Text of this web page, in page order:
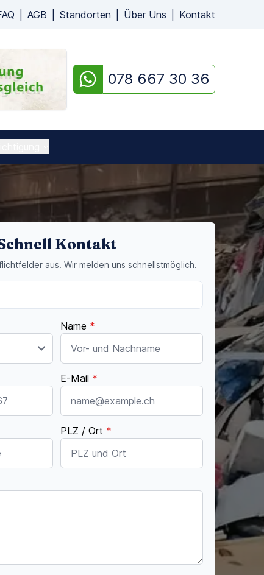
AGB Standorten Über Uns Kontakt
078 667 30 36
Kontakt
aus. Wir melden uns schnellstmöglich.
Name *
E-Mail *
PLZ / Ort *